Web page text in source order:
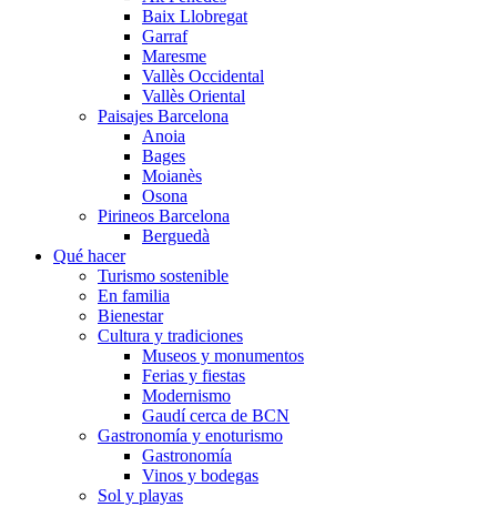
Baix Llobregat
Garraf
Maresme
Vallès Occidental
Vallès Oriental
Paisajes Barcelona
Anoia
Bages
Moianès
Osona
Pirineos Barcelona
Berguedà
Qué hacer
Turismo sostenible
En familia
Bienestar
Cultura y tradiciones
Museos y monumentos
Ferias y fiestas
Modernismo
Gaudí cerca de BCN
Gastronomía y enoturismo
Gastronomía
Vinos y bodegas
Sol y playas